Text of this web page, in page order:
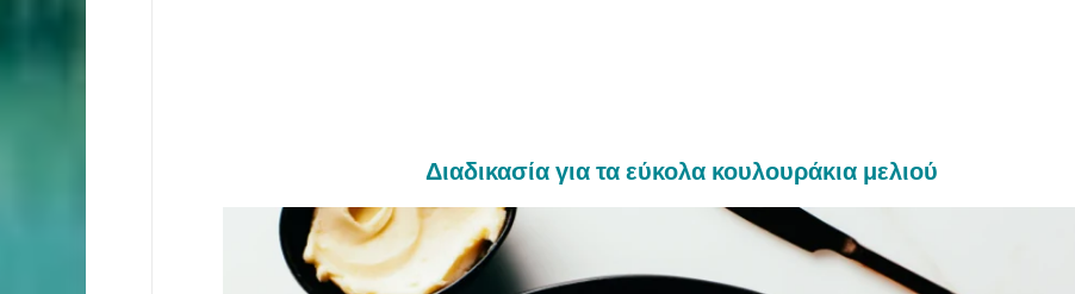
Διαδικασία για τα εύκολα κουλουράκια μελιού